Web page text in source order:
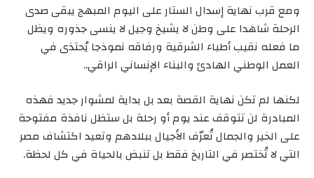
ومع قرب نهاية إسدال الستار على اليوم المبهج يبقى صدى
الرحلة شاهدا على وطن لا يشيخ وجيل لا ينسى جذوره ويظل
ما فعله نقيب أطباء الشرقية ورفاقه نموذجا يُحتذى في
العمل الوطني الهادئ والبناء الإنساني الراقي..
لكنها لم تكن نهاية القصة بعد بل بداية لمشوار جديد فهذه
المبادرة لن تتوقف عند يوم أو رحلة بل ستظل نافذة مفتوحة
على الخير والجمال تُعرّف الأجيال ببلادهم وتعيد اكتشاف مصر
التي لا تُختصر في التاريخ فقط بل تنبض بالحياة في كل لحظة.